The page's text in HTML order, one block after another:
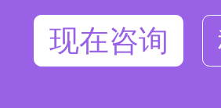
现在咨询